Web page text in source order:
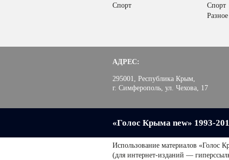
Спорт
Спорт
Разное
АДРЕС:
295001, Республика Крым,
г. Симферополь, ул. Чехова, 17
«Голос Крыма new» 1993-
Использование материалов «Голос
(для интернет-изданий —